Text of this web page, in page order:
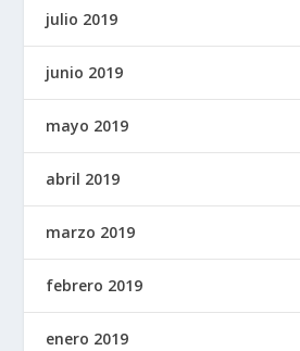
julio 2019
junio 2019
mayo 2019
abril 2019
marzo 2019
febrero 2019
enero 2019